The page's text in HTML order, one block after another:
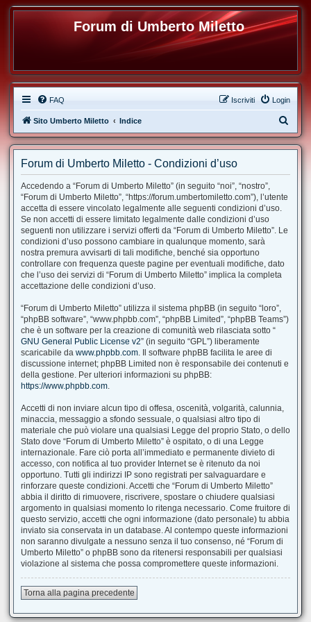
Forum di Umberto Miletto
FAQ Login
Iscriviti
Sito Umberto Miletto Indice
e
Forum di Umberto Miletto - Condizioni d’uso
Accedendo a “Forum di Umberto Miletto” (in seguito “noi”, “nostro”,
“Forum di Umberto Miletto”, “https://forum.umbertomiletto.com”), l’utente
accetta di essere vincolato legalmente alle seguenti condizioni d’uso.
Se non accetti di essere limitato legalmente dalle condizioni d’uso
seguenti non utilizzare i servizi offerti da “Forum di Umberto Miletto”. Le
condizioni d’uso possono cambiare in qualunque momento, sarà
nostra premura avvisarti di tali modifiche, benché sia opportuno
controllare con frequenza queste pagine per eventuali modifiche, dato
che l’uso dei servizi di “Forum di Umberto Miletto” implica la completa
accettazione delle condizioni d’uso.
“Forum di Umberto Miletto” utilizza il sistema phpBB (in seguito “loro”,
“phpBB software”, “www.phpbb.com”, “phpBB Limited”, “phpBB Teams”)
che è un software per la creazione di comunità web rilasciata sotto “
GNU General Public License v2” (in seguito “GPL”) liberamente
scaricabile da www.phpbb.com. Il software phpBB facilita le aree di
discussione internet; phpBB Limited non è responsabile dei contenuti e
della gestione. Per ulteriori informazioni su phpBB:
https://www.phpbb.com.
Accetti di non inviare alcun tipo di offesa, oscenità, volgarità, calunnia,
minaccia, messaggio a sfondo sessuale, o qualsiasi altro tipo di
materiale che può violare una qualsiasi Legge del proprio Stato, o dello
Stato dove “Forum di Umberto Miletto” è ospitato, o di una Legge
internazionale. Fare ciò porta all’immediato e permanente divieto di
accesso, con notifica al tuo provider Internet se è ritenuto da noi
opportuno. Tutti gli indirizzi IP sono registrati per salvaguardare e
rinforzare queste condizioni. Accetti che “Forum di Umberto Miletto”
abbia il diritto di rimuovere, riscrivere, spostare o chiudere qualsiasi
argomento in qualsiasi momento lo ritenga necessario. Come fruitore di
questo servizio, accetti che ogni informazione (dato personale) tu abbia
inviato sia conservata in un database. Al contempo queste informazioni
non saranno divulgate a nessuno senza il tuo consenso, né “Forum di
Umberto Miletto” o phpBB sono da ritenersi responsabili per qualsiasi
violazione al sistema che possa compromettere queste informazioni.
Torna alla pagina precedente